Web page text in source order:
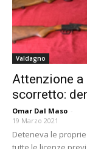
Valdagno
Attenzione
scorretto:
Omar Dal Maso -
19 Marzo 2021
Deteneva le